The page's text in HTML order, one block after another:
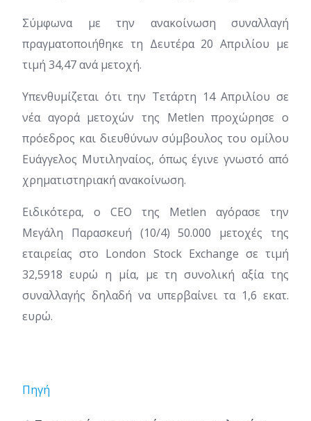
Σύμφωνα με την ανακοίνωση συναλλαγή
πραγματοποιήθηκε τη Δευτέρα 20 Απριλίου με
τιμή 34,47 ανά μετοχή.
Υπενθυμίζεται ότι την Τετάρτη 14 Απριλίου σε
νέα αγορά μετοχών της Metlen προχώρησε ο
πρόεδρος και διευθύνων σύμβουλος του ομίλου
Ευάγγελος Μυτιληναίος, όπως έγινε γνωστό από
χρηματιστηριακή ανακοίνωση.
Ειδικότερα, ο CEO της Metlen αγόρασε την
Μεγάλη Παρασκευή (10/4) 50.000 μετοχές της
εταιρείας στο London Stock Exchange σε τιμή
32,5918 ευρώ η μία, με τη συνολική αξία της
συναλλαγής δηλαδή να υπερβαίνει τα 1,6 εκατ.
ευρώ.
Πηγή